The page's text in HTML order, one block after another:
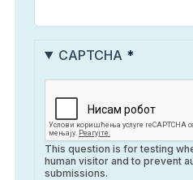
CAPTCHA
This question is for testing
human visitor and to prevent
submissions.